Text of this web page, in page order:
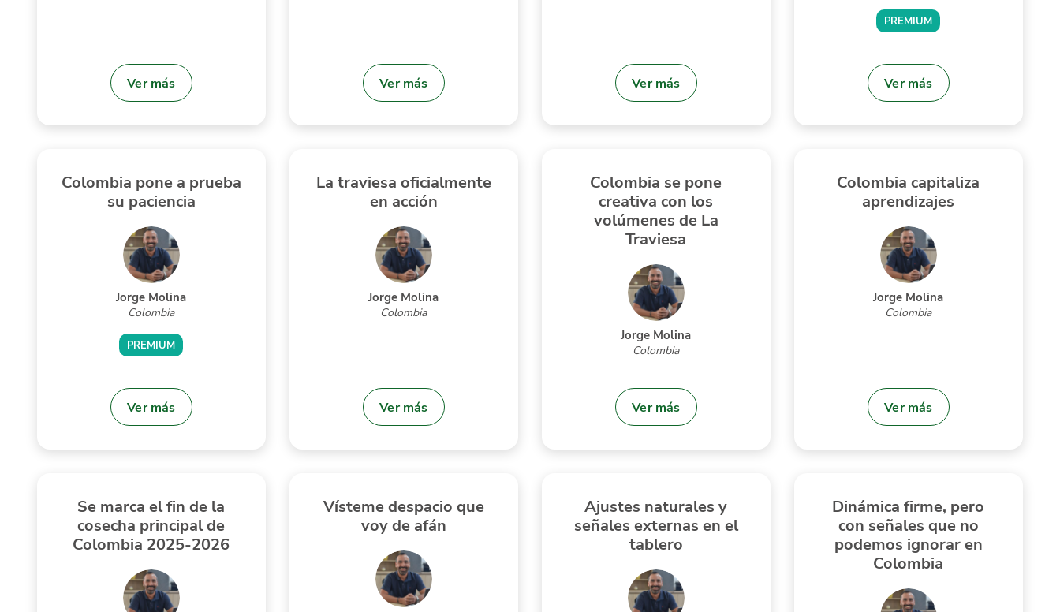
Ver más Ver más Ver más
PREMIUM
Ver más
Colombia pone a prueba
su paciencia
Jorge Molina
Colombia
PREMIUM
Ver más
La traviesa oficialmente
en acción
Jorge Molina
Colombia
Ver más
Colombia se pone
creativa con los
volúmenes de La
Traviesa
Jorge Molina
Colombia
Ver más
Colombia capitaliza
aprendizajes
Jorge Molina
Colombia
Ver más
Se marca el fin de la
cosecha principal de
Colombia 2025-2026
Vísteme despacio que
voy de afán
Ajustes naturales y
señales externas en el
tablero
Dinámica firme, pero
con señales que no
podemos ignorar en
Colombia